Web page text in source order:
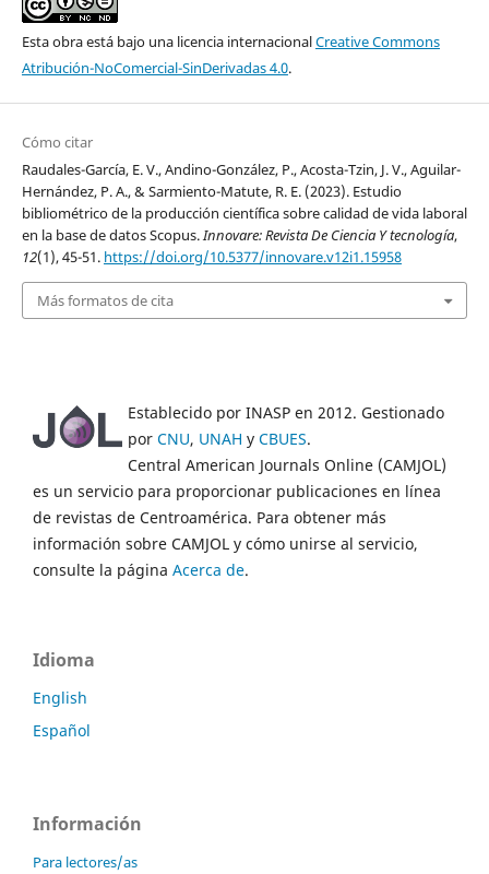
Esta obra está bajo una licencia internacionalCreative Commons
Atribución-NoComercial-SinDerivadas 4.0.
Cómo citar
Raudales-García, E. V., Andino-González, P., Acosta-Tzin, J. V., Aguilar-
Hernández, P. A., & Sarmiento-Matute, R. E. (2023). Estudio
bibliométrico de la producción científica sobre calidad de vida laboral
en la base de datos Scopus.Innovare: Revista De Ciencia Y tecnología,
12(1), 45-51. https://doi.org/10.5377/innovare.v12i1.15958
Más formatos de cita
Establecido por INASP en 2012. Gestionado
por CNU, UNAH y CBUES.
Central American Journals Online (CAMJOL)
es un servicio para proporcionar publicaciones en línea
de revistas de Centroamérica. Para obtener más
información sobre CAMJOL y cómo unirse al servicio,
consulte la página Acerca de.
Idioma
English
Español
Información
Para lectores/as